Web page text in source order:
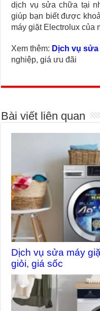
dịch vụ sửa chữa tại
giúp bạn biết được
máy giặt Electrolux của
Xem thêm: Dịch vụ
nghiệp, giá ưu đãi
Bài viết liên quan
Dịch vụ sửa máy
giỏi, giá sốc